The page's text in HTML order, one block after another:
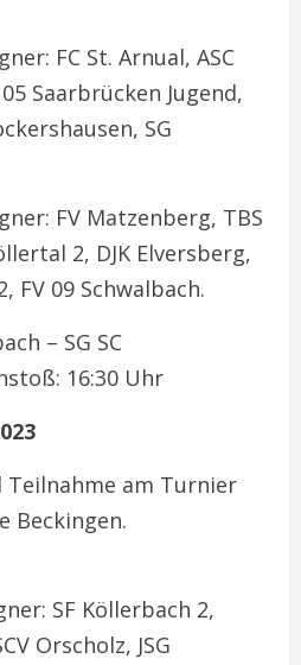
FC St. Arnual, ASC
Saarbrücken Jugend,
SG
FV Matzenberg, TBS
2, DJK Elversberg,
FV 09 Schwalbach.
– SG SC
16:30 Uhr
Teilnahme am Turnier
Beckingen.
SF Köllerbach 2,
Orscholz, JSG